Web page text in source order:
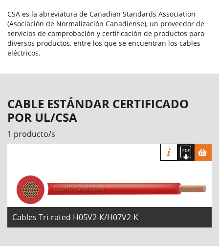
CSA es la abreviatura de Canadian Standards Association
(Asociación de Normalización Canadiense), un proveedor de
servicios de comprobación y certificación de productos para
diversos productos, entre los que se encuentran los cables
eléctricos.
CABLE ESTÁNDAR CERTIFICADO
POR UL/CSA
1 producto/s
Cables Tri-rated H05V2-K/H07V2-K